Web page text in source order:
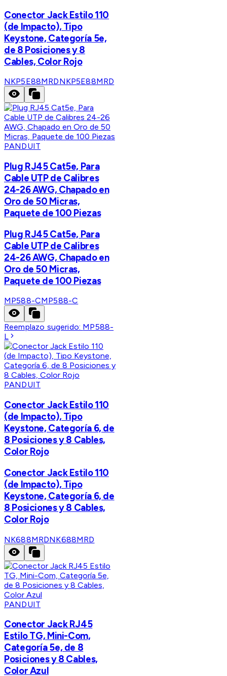
Conector Jack Estilo 110
(de Impacto), Tipo
Keystone, Categoría 5e,
de 8 Posiciones y 8
Cables, Color Rojo
NKP5E88MRDNKP5E88MRD
PANDUIT
Plug RJ45 Cat5e, Para
Cable UTP de Calibres
24-26 AWG, Chapado en
Oro de 50 Micras,
Paquete de 100 Piezas
Plug RJ45 Cat5e, Para
Cable UTP de Calibres
24-26 AWG, Chapado en
Oro de 50 Micras,
Paquete de 100 Piezas
MP588-CMP588-C
Reemplazo sugerido: MP588-
L
PANDUIT
Conector Jack Estilo 110
(de Impacto), Tipo
Keystone, Categoría 6, de
8 Posiciones y 8 Cables,
Color Rojo
Conector Jack Estilo 110
(de Impacto), Tipo
Keystone, Categoría 6, de
8 Posiciones y 8 Cables,
Color Rojo
NK688MRDNK688MRD
PANDUIT
Conector Jack RJ45
Estilo TG, Mini-Com,
Categoría 5e, de 8
Posiciones y 8 Cables,
Color Azul